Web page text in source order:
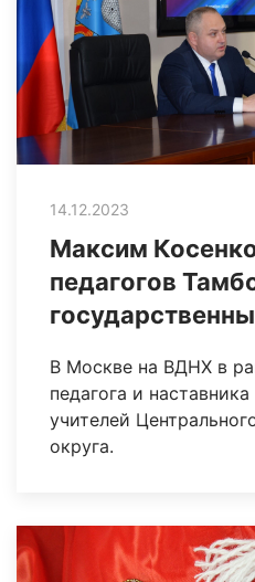
14.12.2023
Максим
педагогов
В Москве на ВДНХ в
педагога и
учителей
округа.